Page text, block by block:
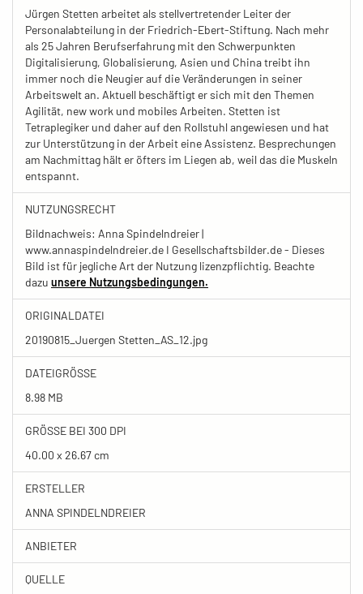
Jürgen Stetten arbeitet als stellvertretender Leiter der
Personalabteilung in der Friedrich-Ebert-Stiftung. Nach mehr
als 25 Jahren Berufserfahrung mit den Schwerpunkten
Digitalisierung, Globalisierung, Asien und China treibt ihn
immer noch die Neugier auf die Veränderungen in seiner
Arbeitswelt an. Aktuell beschäftigt er sich mit den Themen
Agilität, new work und mobiles Arbeiten. Stetten ist
Tetraplegiker und daher auf den Rollstuhl angewiesen und hat
zur Unterstützung in der Arbeit eine Assistenz. Besprechungen
am Nachmittag hält er öfters im Liegen ab, weil das die Muskeln
entspannt.
NUTZUNGSRECHT
Bildnachweis: Anna Spindelndreier |
www.annaspindelndreier.de I Gesellschaftsbilder.de - Dieses
Bild ist für jegliche Art der Nutzung lizenzpflichtig. Beachte
dazu unsere Nutzungsbedingungen.
ORIGINALDATEI
20190815_Juergen Stetten_AS_12.jpg
DATEIGRÖSSE
8.98 MB
GRÖSSE BEI 300 DPI
40.00 x 26.67 cm
ERSTELLER
ANNA SPINDELNDREIER
ANBIETER
QUELLE